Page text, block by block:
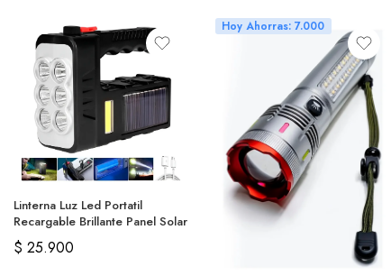
Linterna Luz Led Portatil
Recargable Brillante Panel Solar
$ 25.900
Hoy Ahorras: 7.000